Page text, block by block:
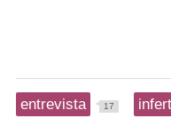
entrevista 17